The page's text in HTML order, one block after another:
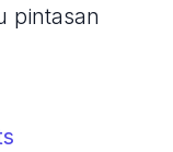
pintasan